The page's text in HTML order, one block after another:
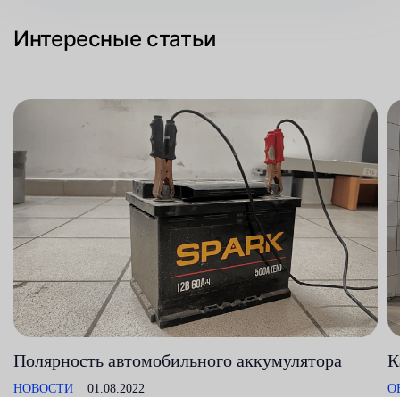
Интересные статьи
Полярность автомобильного аккумулятора
НОВОСТИ 01.08.2022